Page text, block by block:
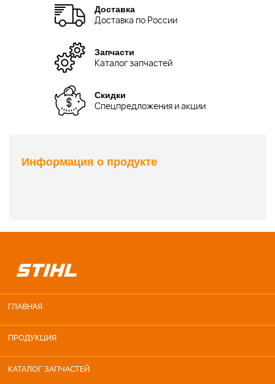
Доставка
Доставка по России
Запчасти
Каталог запчастей
Скидки
Спецпредложения и акции
Информация о продукте
ГЛАВНАЯ
ПРОДУКЦИЯ
КАТАЛОГ ЗАПЧАСТЕЙ